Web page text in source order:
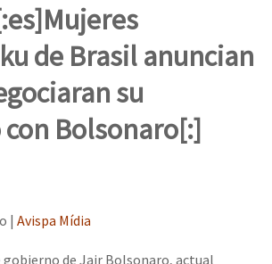
“Guerra contra a Humanidade”(As
contra a Humanidade” (As populações
contra a Humanidade”
de Brasil anuncian
su
Bolsonaro[:]
| Avispa Mídia
gobierno de Jair Bolsonaro, actual